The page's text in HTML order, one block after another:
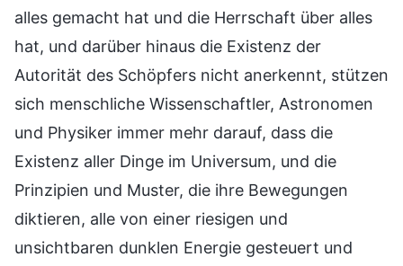
alles gemacht hat und die Herrschaft über alles
hat, und darüber hinaus die Existenz der
Autorität des Schöpfers nicht anerkennt, stützen
sich menschliche Wissenschaftler, Astronomen
und Physiker immer mehr darauf, dass die
Existenz aller Dinge im Universum, und die
Prinzipien und Muster, die ihre Bewegungen
diktieren, alle von einer riesigen und
unsichtbaren dunklen Energie gesteuert und